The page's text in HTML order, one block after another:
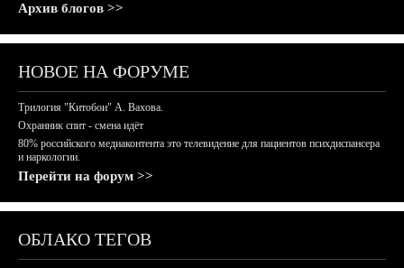
Архив блогов >>
НОВОЕ НА ФОРУМЕ
Трилогия "Китобои" А. Вахова.
Охранник спит - смена идёт
80% российского медиаконтента это телевидение для пациентов психдиспансера
и наркологии.
Перейти на форум >>
ОБЛАКО ТЕГОВ